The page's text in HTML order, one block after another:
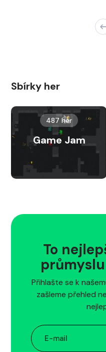
Sbírky her
487 her
Game Jam
To
Přihlašte se k
zašleme přehled